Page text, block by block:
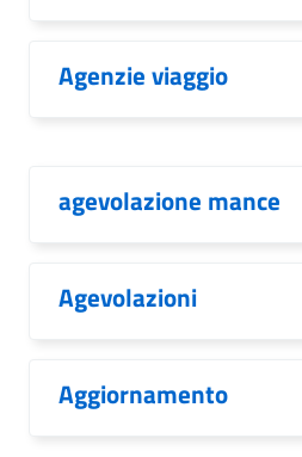
Agenzie viaggio
agevolazione mance
Agevolazioni
Aggiornamento